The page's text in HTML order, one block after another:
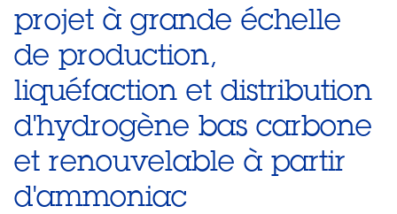
projet à grande échelle
de production,
liquéfaction et distribution
d'hydrogène bas carbone
et renouvelable à partir
d'ammoniac